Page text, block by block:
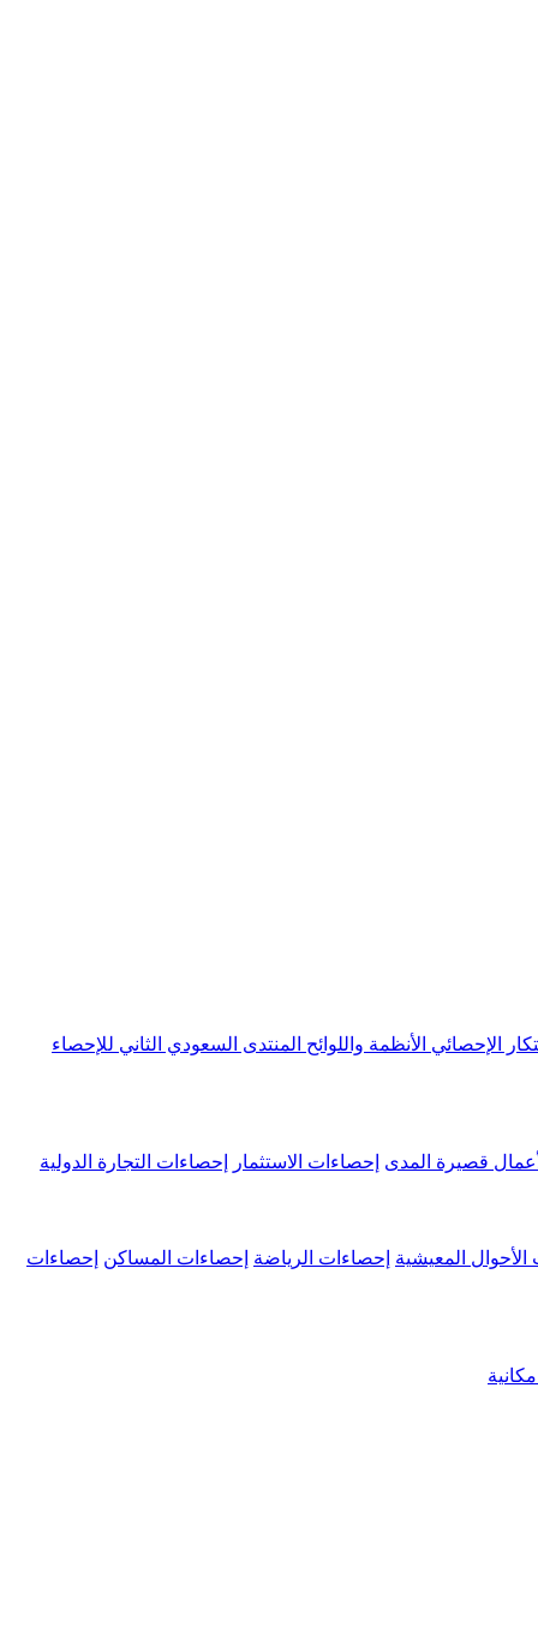
الإحصائي الأنظمة واللوائح المنتدى السعودي الثاني للإحصاء
قصيرة المدى إحصاءات الاستثمار إحصاءات التجارة الدولية
الأحوال المعيشية إحصاءات الرياضة إحصاءات المساكن إحصاءات